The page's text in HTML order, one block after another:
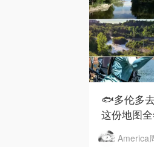
🐟多伦多
这份地图